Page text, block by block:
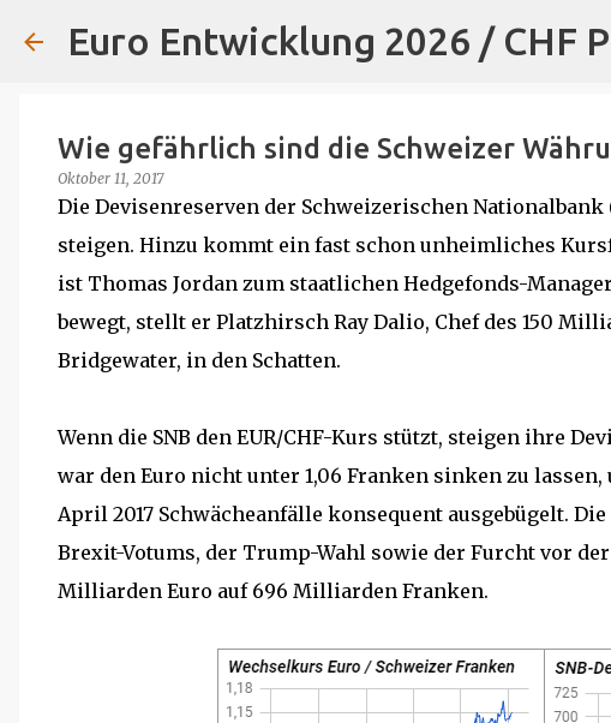
Euro Entwicklung 2026 / CHF
Wie gefährlich sind die Schweizer
Oktober 11, 2017
Die Devisenreserven der Schweizerischen Nationalbank
steigen. Hinzu kommt ein fast schon unheimliches
ist Thomas Jordan zum staatlichen Hedgefonds-
bewegt, stellt er Platzhirsch Ray Dalio, Chef des 150
Bridgewater, in den Schatten.
Wenn die SNB den EUR/CHF-Kurs stützt, steigen ihre
war den Euro nicht unter 1,06 Franken sinken zu lassen,
April 2017 Schwächeanfälle konsequent ausgebügelt.
Brexit-Votums, der Trump-Wahl sowie der Furcht vor
Milliarden Euro auf 696 Milliarden Franken.